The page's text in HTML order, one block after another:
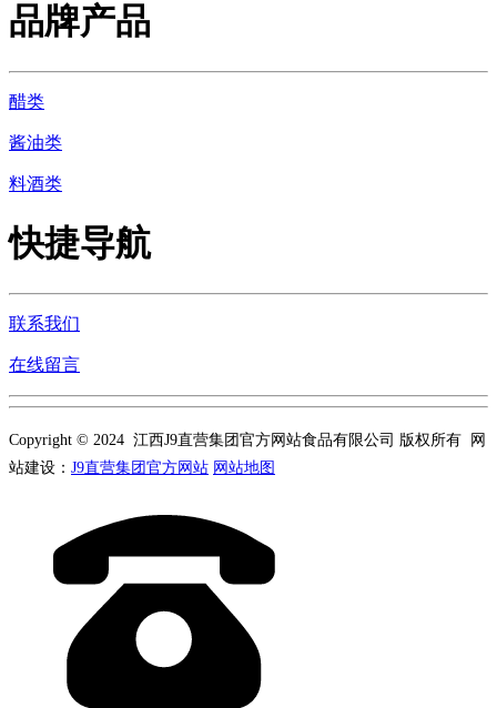
品牌产品
醋类
酱油类
料酒类
快捷导航
联系我们
在线留言
Copyright © 2024 江西J9直营集团官方网站食品有限公司 版权所有 网
站建设： J9直营集团官方网站 网站地图